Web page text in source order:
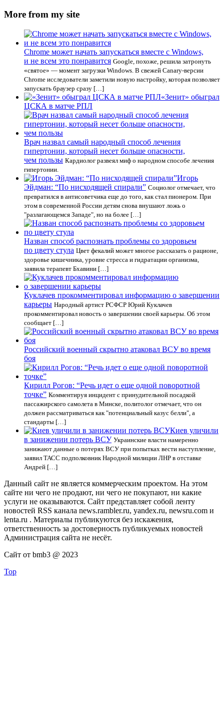
More from my site
Chrome может начать запускаться вместе с Windows,
и не всем это понравится Google, похоже, решила затронуть
«святое» — момент загрузки Windows. В свежей Canary-версии
Chrome исследователи заметили новую настройку, которая позволяет
запускать браузер сразу […]
«Зенит» обыграл
ЦСКА в матче РПЛ
Врач назвал самый народный способ лечения
гипертонии, который несет больше опасности,
чем пользы Кардиолог развеял миф о народном способе лечения
гипертонии.
Игорь
Эйдман: “По нисходящей спирали” Социолог отмечает, что
превратился в антисоветчика еще до того, как стал пионером. При
этом в современной России детям снова внушают ложь о
"разлагающемся Западе", но на более […]
Назван способ распознать проблемы со здоровьем
по цвету стула Цвет фекалий может многое рассказать о рационе,
здоровье кишечника, уровне стресса и гидратации организма,
заявила терапевт Бхавини […]
Куклачев прокомментировал информацию о завершении
карьеры Народный артист РСФСР Юрий Куклачев
прокомментировал новость о завершении своей карьеры. Об этом
сообщает […]
Российский военный скрытно атаковал ВСУ во время
боя
Кирилл Рогов: “Речь идет о еще одной поворотной
точке” Комментируя инцидент с принудительной посадкой
пассажирского самолета в Минске, политолог отмечает, что он
должен рассматриваться как "потенциальный казус белли", а
стандарты […]
Киев уличили
в занижении потерь ВСУ Украинские власти намеренно
занижают данные о потерях ВСУ при попытках вести наступление,
заявил ТАСС подполковник Народной милиции ЛНР в отставке
Андрей […]
Данный сайт не является коммерческим проектом. На этом
сайте ни чего не продают, ни чего не покупают, ни какие
услуги не оказываются. Сайт представляет собой ленту
новостей RSS канала news.rambler.ru, yandex.ru, newsru.com и
lenta.ru . Материалы публикуются без искажения,
ответственность за достоверность публикуемых новостей
Администрация сайта не несёт.
Сайт от bmb3 @ 2023
Top